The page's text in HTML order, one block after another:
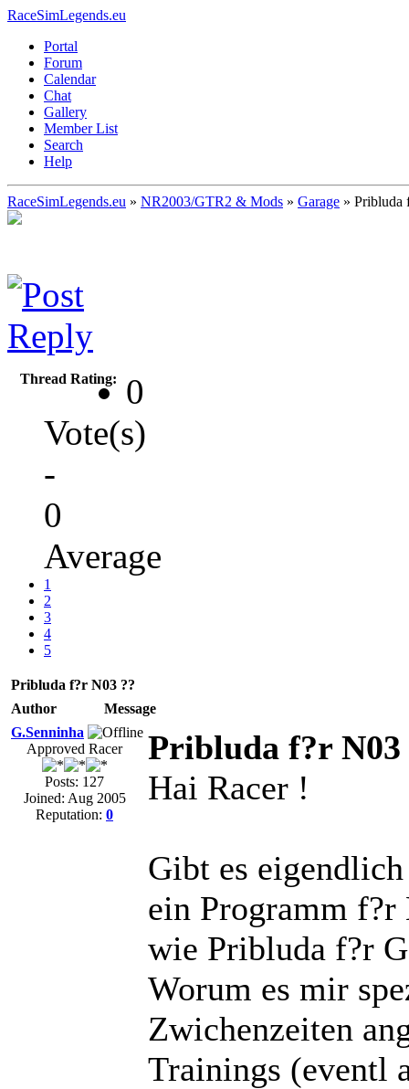
RaceSimLegends.eu
Portal
Forum
Calendar
Chat
Gallery
Member List
Search
Help
RaceSimLegends.eu » NR2003/GTR2 & Mods » Garage » Pribluda
Thread Rating:
0
Vote(s)
-
0
Average
1
2
3
4
5
Pribluda f?r N03 ??
Author
Message
G.Senninha
Approved Racer
Posts: 127
Joined: Aug 2005
Reputation: 0
Pribluda f?r N03
Hai Racer !
Gibt es
ein Programm f?r
wie Pribluda f?r
Worum es mir
Zwichenzeiten
Trainings (eventl